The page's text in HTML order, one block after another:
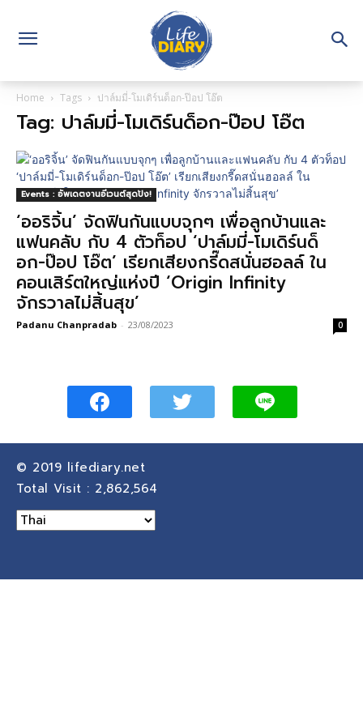
Home Tags ปาล์มมี่-โมเดิร์นด็อก-ป๊อป โอ๊ต
Tag: ปาล์มมี่-โมเดิร์นด็อก-ป๊อป โอ๊ต
Events : อัพเดตงานอีเวนต์สุดปัง!
‘ออริจิ้น’ จัดฟินกันแบบจุกๆ เพื่อลูกบ้านและ
แฟนคลับ กับ 4 ตัวท็อป ‘ปาล์มมี่-โมเดิร์นด็
อก-ป๊อป โอ๊ต’ เรียกเสียงกรี๊ดสนั่นฮอลล์ ใน
คอนเสิร์ตใหญ่แห่งปี ‘Origin Infinity
จักรวาลไม่สิ้นสุข’
Padanu Chanpradab - 23/08/2023 0
© 2019 lifediary.net
Total Visit : 2,862,564